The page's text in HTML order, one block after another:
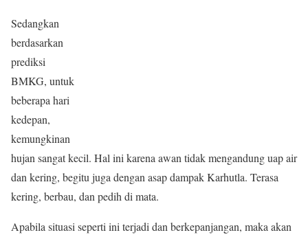
Sedangkan
berdasarkan
prediksi
BMKG, untuk
beberapa hari
kedepan,
kemungkinan
hujan sangat kecil. Hal ini karena awan tidak mengandung uap air
dan kering, begitu juga dengan asap dampak Karhutla. Terasa
kering, berbau, dan pedih di mata.
Apabila situasi seperti ini terjadi dan berkepanjangan, maka akan